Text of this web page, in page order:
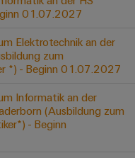
01.07.2027
Elektrotechnik an der
zum
*) - Beginn 01.07.2027
Informatik an der
(Ausbildung zum
- Beginn